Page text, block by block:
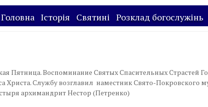
Головна Історія Святині Розклад богослужінь
Пятница. Воспоминание Святых Спасительных Страстей
Христа. Службу возглавил наместник Свято-Покровского
архимандрит Нестор (Петренко)